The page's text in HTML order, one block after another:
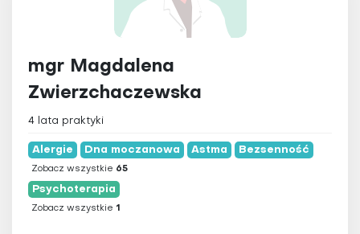
mgr Magdalena
Zwierzchaczewska
4 lata praktyki
Alergie Dna moczanowa Astma Bezsenność
Zobacz wszystkie 65
Psychoterapia
Zobacz wszystkie 1